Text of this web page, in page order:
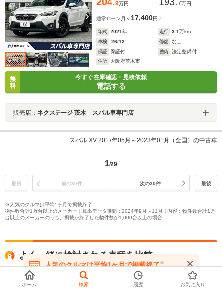
204.9万円 193.7万円
通常ローン 月々17,400円
年式 2021年 走行 3.1万km
車検
'26/12 修復
なし
保証
保証付 整備
法定整備付
住所
大阪府茨木市
無
料
今すぐ在庫確認・見積依頼
電話する
販売店： ネクステージ 茨木 スバル車専門店
スバル XV 2017年05月～2023年01月（全国）の中古車
1/29
最初 前の30件 次の30件 最後
※人気のクルマは平均1ヶ月で掲載終了
物件数合計1万台以上のメーカー｜算出データ期間：2024年9月～11月｜内容：物件数合計1万
台以上のメーカーのうち、掲載が終了した物件数が1,000台以上の場合
よく一緒に検討される車種を比較
スバル スバル
人気のクルマは平均1ヶ月で掲載終了※
在庫が無くなる前にお問い合わせください
ホーム 検索 履歴 お気に入り